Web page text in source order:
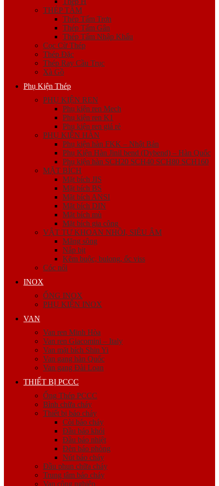
THÉP TẤM
Thép Tấm Trơn
Thép Tấm Gân
Thép Tấm Nhập Khẩu
Cọc Cừ Thép
Thép Đặc
Thép Ray Cầu Trục
Xà Gồ
Phụ Kiện Thép
PHỤ KIỆN REN
Phụ kiện ren Mech
Phụ kiện ren K1
Phụ kiện ren giá rẻ
PHỤ KIỆN HÀN
Phụ kiện hàn FKK – Nhật Bản
Phụ Kiện Hàn Jinil bend (Dybend) – Hàn Quốc
Phụ kiện hàn SCH20 SCH40 SCH80 SCH160
MẶT BÍCH
Mặt bích JIS
Mặt bích BS
Mặt bích ANSI
Mặt bích DIN
Mặt bích mù
Mặt bích gia công
VẬT TƯ KHOAN NHỒI, SIÊU ÂM
Măng sông
Nắp bịt
Kẽm buộc, bulong, ốc viss
Cóc nối
INOX
ỐNG INOX
PHỤ KIỆN INOX
VAN
Van ren Minh Hòa
Van ren Giacomini – Italy
Van mặt bích Shin Yi
Van gang hàn Quốc
Van gang Đài Loan
THIẾT BỊ PCCC
Ống Thép PCCC
Bình chữa cháy
Thiết bị báo cháy
Còi báo cháy
Đầu báo khói
Đầu báo nhiệt
Đèn báo phòng
Nút báo cháy
Đầu phun chữa cháy
Trung tâm báo cháy
Van công nghiệp